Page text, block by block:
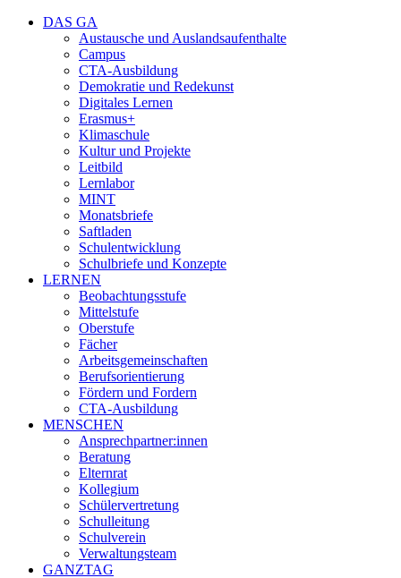
DAS GA
Austausche und Auslandsaufenthalte
Campus
CTA-Ausbildung
Demokratie und Redekunst
Digitales Lernen
Erasmus+
Klimaschule
Kultur und Projekte
Leitbild
Lernlabor
MINT
Monatsbriefe
Saftladen
Schulentwicklung
Schulbriefe und Konzepte
LERNEN
Beobachtungsstufe
Mittelstufe
Oberstufe
Fächer
Arbeitsgemeinschaften
Berufsorientierung
Fördern und Fordern
CTA-Ausbildung
MENSCHEN
Ansprechpartner:innen
Beratung
Elternrat
Kollegium
Schülervertretung
Schulleitung
Schulverein
Verwaltungsteam
GANZTAG